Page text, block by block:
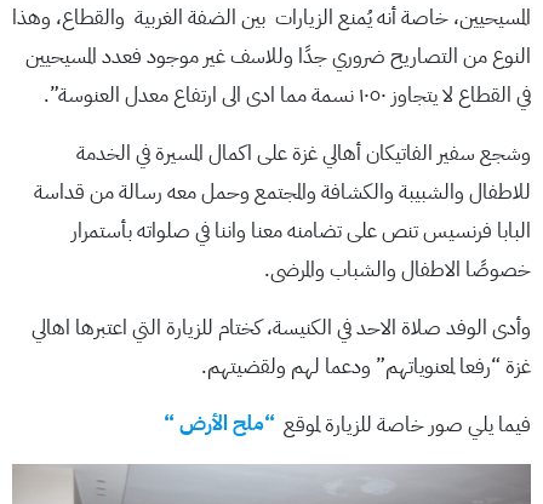
المسيحيين، خاصة أنه يُمنع الزيارات بين الضفة الغربية والقطاع، وهذا
النوع من التصاريح ضروري جدًا وللاسف غير موجود فعدد المسيحيين
في القطاع لا يتجاوز ١٠٥٠ نسمة مما ادى الى ارتفاع معدل العنوسة”.
وشجع سفير الفاتيكان أهالي غزة على اكمال المسيرة في الخدمة
للاطفال والشبيبة والكشافة والمجتمع وحمل معه رسالة من قداسة
البابا فرنسيس تنص على تضامنه معنا واننا في صلواته بأستمرار
خصوصًا الاطفال والشباب والمرضى.
وأدى الوفد صلاة الاحد في الكنيسة، كختام للزيارة التي اعتبرها اهالي
غزة “رفعا لمعنوياتهم” ودعما لهم ولقضيتهم.
فيما يلي صور خاصة للزيارة لموقع “ملح الأرض “